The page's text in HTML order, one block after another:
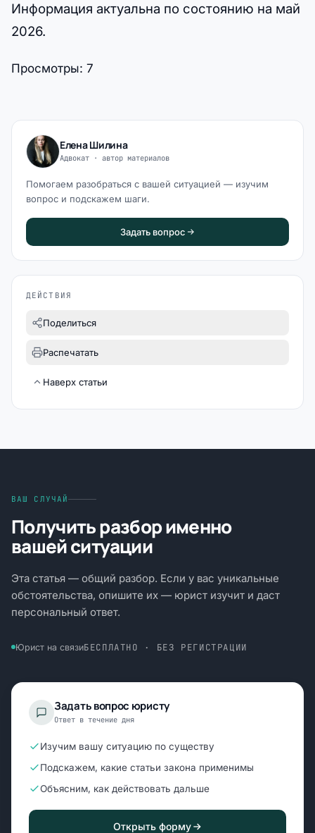
Информация актуальна по состоянию на май
2026.
Просмотры: 7
Елена Шилина
Адвокат · автор материалов
Помогаем разобраться с вашей ситуацией — изучим
вопрос и подскажем шаги.
Задать вопрос
ДЕЙСТВИЯ
Поделиться
Распечатать
Наверх статьи
ВАШ СЛУЧАЙ
Получить разбор именно
вашей ситуации
Эта статья — общий разбор. Если у вас уникальные
обстоятельства, опишите их — юрист изучит и даст
персональный ответ.
Юрист на связиБЕСПЛАТНО · БЕЗ РЕГИСТРАЦИИ
Задать вопрос юристу
Ответ в течение дня
Изучим вашу ситуацию по существу
Подскажем, какие статьи закона применимы
Объясним, как действовать дальше
Открыть форму